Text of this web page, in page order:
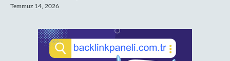
Temmuz 14, 2026